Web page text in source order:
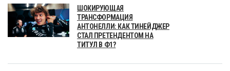
ШОКИРУЮЩАЯ
ТРАНСФОРМАЦИЯ
АНТОНЕЛЛИ: КАК ТИНЕЙДЖЕР
СТАЛ ПРЕТЕНДЕНТОМ НА
ТИТУЛ В Ф1?